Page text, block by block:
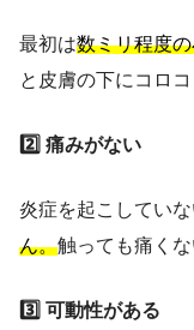
最初は数ミリ程度
と皮膚の下にコロ
2️⃣ 痛みがない
炎症を起こしていな
ん。触っても痛くな
3️⃣ 可動性がある